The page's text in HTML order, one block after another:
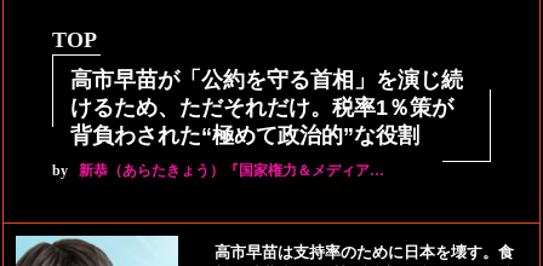
TOP
高市早苗が「公約を守る首相」を演じ続
けるため、ただそれだけ。税率1％策が
背負わされた“極めて政治的”な役割
by 新恭（あらたきょう）『国家権力＆メディア…
高市早苗は支持率のために日本を壊す。食